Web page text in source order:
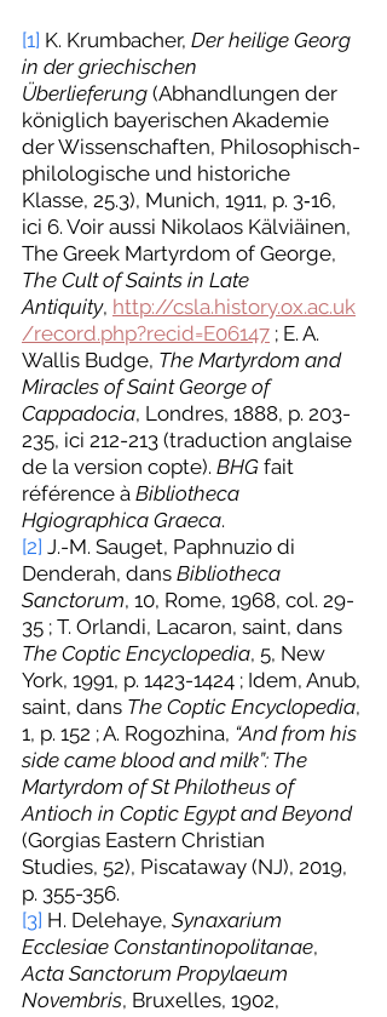
[1] K. Krumbacher, Der heilige Georg
in der griechischen
Überlieferung (Abhandlungen der
königlich bayerischen Akademie
der Wissenschaften, Philosophisch-
philologische und historiche
Klasse, 25.3), Munich, 1911, p. 3‑16,
ici 6. Voir aussi Nikolaos Kälviäinen,
The Greek Martyrdom of George,
The Cult of Saints in Late
Antiquity, http://csla.history.ox.ac.uk
/record.php?recid=E06147 ; E. A.
Wallis Budge, The Martyrdom and
Miracles of Saint George of
Cappadocia, Londres, 1888, p. 203-
235, ici 212-213 (traduction anglaise
de la version copte). BHG fait
référence à Bibliotheca
Hgiographica Graeca.
[2] J.-M. Sauget, Paphnuzio di
Denderah, dans Bibliotheca
Sanctorum, 10, Rome, 1968, col. 29-
35 ; T. Orlandi, Lacaron, saint, dans
The Coptic Encyclopedia, 5, New
York, 1991, p. 1423-1424 ; Idem, Anub,
saint, dans The Coptic Encyclopedia,
1, p. 152 ; A. Rogozhina, “And from his
side came blood and milk”: The
Martyrdom of St Philotheus of
Antioch in Coptic Egypt and Beyond
(Gorgias Eastern Christian
Studies, 52), Piscataway (NJ), 2019,
p. 355-356.
[3] H. Delehaye, Synaxarium
Ecclesiae Constantinopolitanae,
Acta Sanctorum Propylaeum
Novembris, Bruxelles, 1902,